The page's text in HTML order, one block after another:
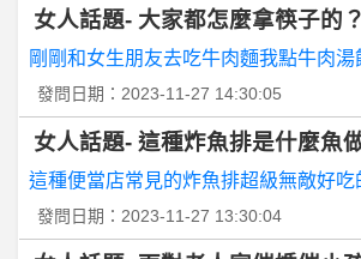
烏茲別克斯坦憲法修正案討論期限將
剛剛和女生朋友去吃牛肉麵我點牛肉
發問日期：2023-11-27 14:30:05
這種便當店常見的炸魚排超級無敵好
發問日期：2023-11-27 13:30:04